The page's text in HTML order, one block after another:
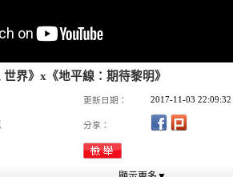
界》x《地平線：期待黎明》
更新日期： 2017-11-03 22:09:32
分享：